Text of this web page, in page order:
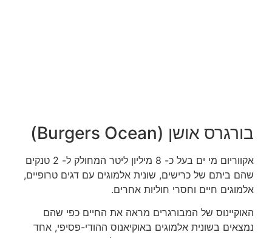
בורגרס אושן (Burgers Ocean)
אקווריום מי ים בעל כ- 8 מיליון ליטר המחולק ל- 2 טנקים
שהם ביתם של כרישים, שונית אלמוגים עם דגים טרופיים,
אלמוגים חיים וחסרי חוליות אחרים.
האוקיינוס של המבורגרים מראה את החיים כפי שהם
נמצאים בשונית אלמוגים באוקיאנוס ההודי-פסיפי, אחד